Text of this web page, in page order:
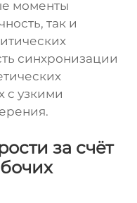
моменты
так и
синхронизации
с узкими
за счёт